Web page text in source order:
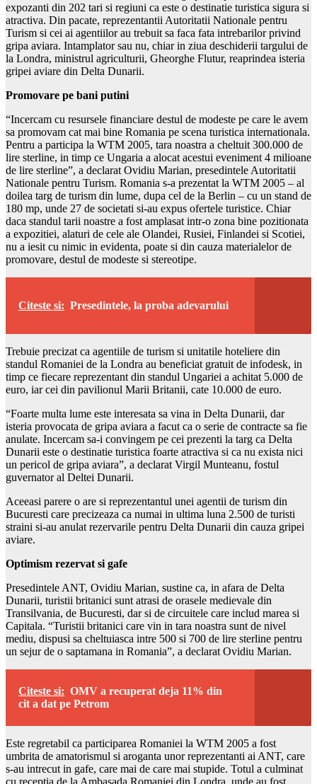
expozanti din 202 tari si regiuni ca este o destinatie turistica sigura si
atractiva. Din pacate, reprezentantii Autoritatii Nationale pentru
Turism si cei ai agentiilor au trebuit sa faca fata intrebarilor privind
gripa aviara. Intamplator sau nu, chiar in ziua deschiderii targului de
la Londra, ministrul agriculturii, Gheorghe Flutur, reaprindea isteria
gripei aviare din Delta Dunarii.
Promovare pe bani putini
“Incercam cu resursele financiare destul de modeste pe care le avem
sa promovam cat mai bine Romania pe scena turistica internationala.
Pentru a participa la WTM 2005, tara noastra a cheltuit 300.000 de
lire sterline, in timp ce Ungaria a alocat acestui eveniment 4 milioane
de lire sterline”, a declarat Ovidiu Marian, presedintele Autoritatii
Nationale pentru Turism. Romania s-a prezentat la WTM 2005 – al
doilea targ de turism din lume, dupa cel de la Berlin – cu un stand de
180 mp, unde 27 de societati si-au expus ofertele turistice. Chiar
daca standul tarii noastre a fost amplasat intr-o zona bine pozitionata
a expozitiei, alaturi de cele ale Olandei, Rusiei, Finlandei si Scotiei,
nu a iesit cu nimic in evidenta, poate si din cauza materialelor de
promovare, destul de modeste si stereotipe.
Citeste si: Presedintele, la proba adevarului
Trebuie precizat ca agentiile de turism si unitatile hoteliere din
standul Romaniei de la Londra au beneficiat gratuit de infodesk, in
timp ce fiecare reprezentant din standul Ungariei a achitat 5.000 de
euro, iar cei din pavilionul Marii Britanii, cate 10.000 de euro.
“Foarte multa lume este interesata sa vina in Delta Dunarii, dar
isteria provocata de gripa aviara a facut ca o serie de contracte sa fie
anulate. Incercam sa-i convingem pe cei prezenti la targ ca Delta
Dunarii este o destinatie turistica foarte atractiva si ca nu exista nici
un pericol de gripa aviara”, a declarat Virgil Munteanu, fostul
guvernator al Deltei Dunarii.
Aceeasi parere o are si reprezentantul unei agentii de turism din
Bucuresti care precizeaza ca numai in ultima luna 2.500 de turisti
straini si-au anulat rezervarile pentru Delta Dunarii din cauza gripei
aviare.
Optimism rezervat si gafe
Presedintele ANT, Ovidiu Marian, sustine ca, in afara de Delta
Dunarii, turistii britanici sunt atrasi de orasele medievale din
Transilvania, de Bucuresti, dar si de circuitele care includ marea si
Capitala. “Turistii britanici care vin in tara noastra sunt de nivel
mediu, dispusi sa cheltuiasca intre 500 si 700 de lire sterline pentru
un sejur de o saptamana in Romania”, a declarat Ovidiu Marian.
Citeste si: OMV a recuperat deja 11% din
cit a dat pe Petrom
Este regretabil ca participarea Romaniei la WTM 2005 a fost
umbrita de amatorismul si aroganta unor reprezentanti ai ANT, care
s-au intrecut in gafe, care mai de care mai stupide. Totul a culminat
cu receptia de la Ambasada Romaniei din Londra, unde au fost